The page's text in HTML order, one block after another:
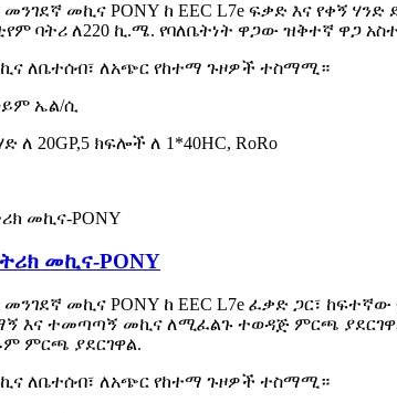
መንገደኛ መኪና PONY ከ EEC L7e ፍቃድ እና የቀኝ
ባትሪ ለ220 ኪ.ሜ. የባለቤትነት ዋጋው ዝቅተኛ
ለቤተሰብ፣ ለአጭር የከተማ ጉዞዎች ተስማሚ።
ኤል/ሲ
ለ 20GP,5 ክፍሎች ለ 1*40HC, RoRo
መኪና-PONY
መንገደኛ መኪና PONY ከ EEC L7e ፈቃድ ጋር፣
እና ተመጣጣኝ መኪና ለሚፈልጉ ተወዳጅ ምርጫ
ምርጫ ያደርገዋል.
ለቤተሰብ፣ ለአጭር የከተማ ጉዞዎች ተስማሚ።